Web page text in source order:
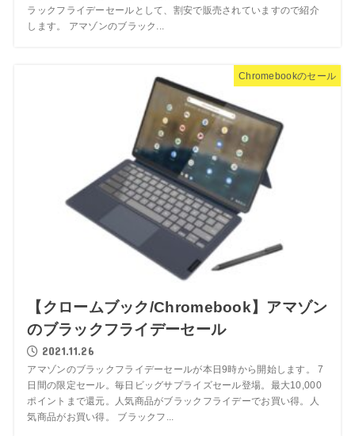
ラックフライデーセールとして、割安で販売されていますので紹介
します。 アマゾンのブラック...
Chromebookのセール
【クロームブック/Chromebook】アマゾン
のブラックフライデーセール
2021.11.26
アマゾンのブラックフライデーセールが本日9時から開始します。 7
日間の限定セール。毎日ビッグサプライズセール登場。最大10,000
ポイントまで還元。人気商品がブラックフライデーでお買い得。人
気商品がお買い得。 ブラックフ...